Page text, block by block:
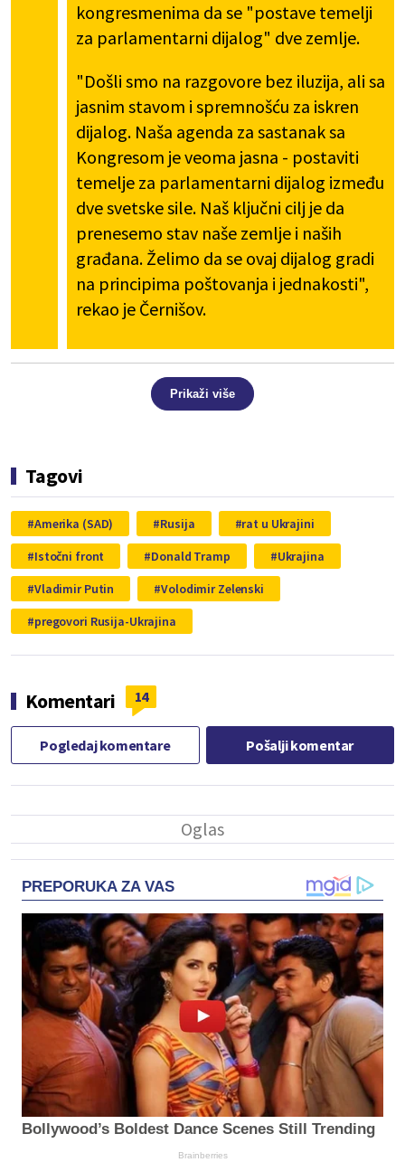
kongresmenima da se "postave temelji
za parlamentarni dijalog" dve zemlje.
"Došli smo na razgovore bez iluzija, ali sa
jasnim stavom i spremnošću za iskren
dijalog. Naša agenda za sastanak sa
Kongresom je veoma jasna - postaviti
temelje za parlamentarni dijalog između
dve svetske sile. Naš ključni cilj je da
prenesemo stav naše zemlje i naših
građana. Želimo da se ovaj dijalog gradi
na principima poštovanja i jednakosti",
rekao je Černišov.
Prikaži više
Tagovi
Amerika (SAD) Rusija
rat u Ukrajini
Istočni front
Donald Tramp
Ukrajina
Vladimir Putin
Volodimir Zelenski
pregovori Rusija-Ukrajina
Komentari 14
Pogledaj komentare Pošalji komentar
PREPORUKA ZA VAS
Bollywood’s Boldest Dance Scenes Still Trending
Brainberries